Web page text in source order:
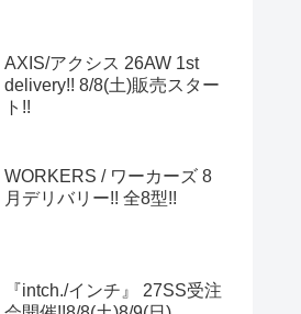
AXIS/アクシス 26AW 1st
delivery!! 8/8(土)販売スター
ト!!
WORKERS / ワーカーズ 8
月デリバリー!! 全8型!!
『intch./インチ』 27SS受注